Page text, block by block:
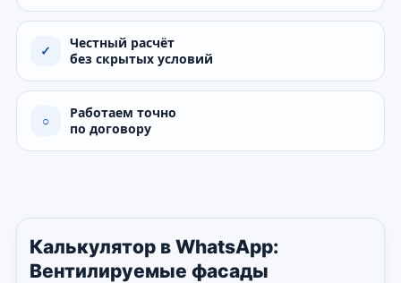
✓
Честный расчёт
без скрытых условий
○
Работаем точно
по договору
Калькулятор в WhatsApp:
Вентилируемые фасады